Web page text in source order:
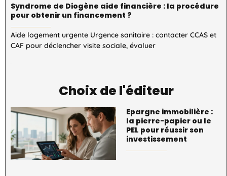
Syndrome de Diogène aide financière : la procédure
pour obtenir un financement ?
Aide logement urgente Urgence sanitaire : contacter CCAS et
CAF pour déclencher visite sociale, évaluer
Choix de l'éditeur
Epargne immobilière :
la pierre-papier ou le
PEL pour réussir son
investissement